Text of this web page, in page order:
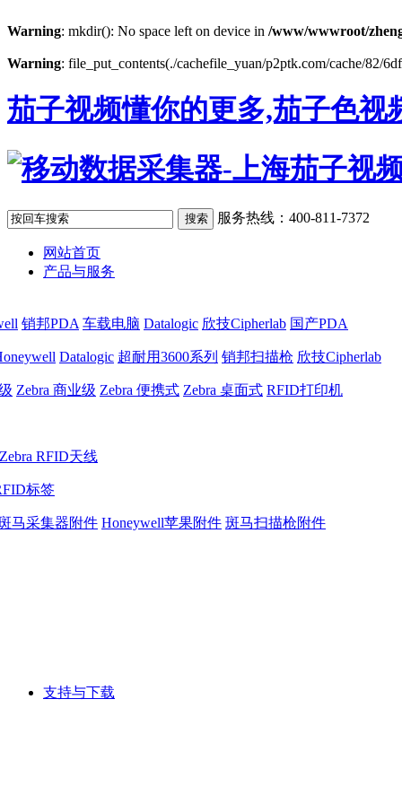
Warning: mkdir(): No space left on device in /www/wwwroot/
Warning: file_put_contents(./cachefile_yuan/p2ptk.com/cache/82/
茄子视频懂你的更多,茄子色视
服务热线：400-811-7372
网站首页
产品与服务
销邦PDA 车载电脑 Datalogic 欣技Cipherlab 国产PDA
Datalogic 超耐用3600系列 销邦扫描枪 欣技Cipherlab
Zebra 商业级 Zebra 便携式 Zebra 桌面式 RFID打印机
Zebra RFID天线
标签
马采集器附件 Honeywell苹果附件 斑马扫描枪附件
支持与下载